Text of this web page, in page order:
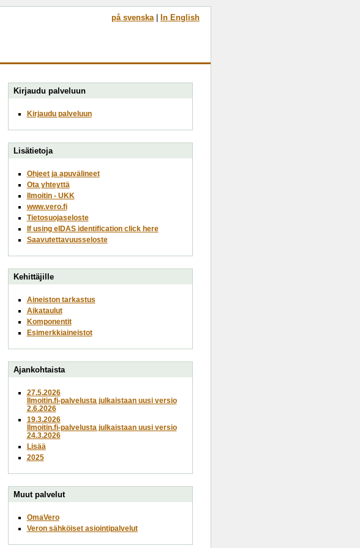
på svenska| In English
Kirjaudu palveluun
Kirjaudu palveluun
Lisätietoja
Ohjeet ja apuvälineet
Ota yhteyttä
Ilmoitin - UKK
www.vero.fi
Tietosuojaseloste
If using eIDAS identification click here
Saavutettavuusseloste
Kehittäjille
Aineiston tarkastus
Aikataulut
Komponentit
Esimerkkiaineistot
Ajankohtaista
27.5.2026
Ilmoitin.fi-palvelusta julkaistaan uusi versio
2.6.2026
19.3.2026
Ilmoitin.fi-palvelusta julkaistaan uusi versio
24.3.2026
Lisää
2025
Muut palvelut
OmaVero
Veron sähköiset asiointipalvelut